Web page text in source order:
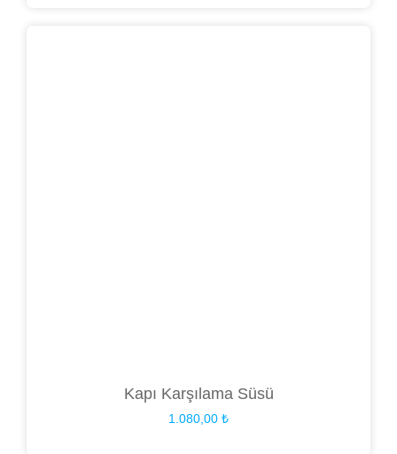
Kapı Karşılama Süsü
1.080,00 ₺